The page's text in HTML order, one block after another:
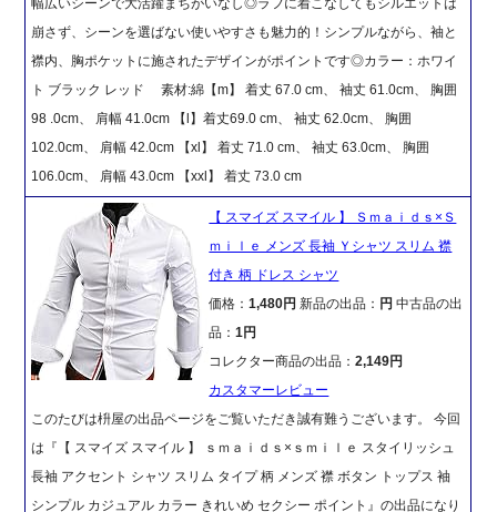
幅広いシーンで大活躍まちがいなし◎ラフに着こなしてもシルエットは
崩さず、シーンを選ばない使いやすさも魅力的！シンプルながら、袖と
襟内、胸ポケットに施されたデザインがポイントです◎カラー：ホワイ
ト ブラック レッド 素材:綿【m】 着丈 67.0 cm、 袖丈 61.0cm、 胸囲
98 .0cm、 肩幅 41.0cm 【l】着丈69.0 cm、 袖丈 62.0cm、 胸囲
102.0cm、 肩幅 42.0cm 【xl】 着丈 71.0 cm、 袖丈 63.0cm、 胸囲
106.0cm、 肩幅 43.0cm 【xxl】 着丈 73.0 cm
【 スマイズ スマイル 】 Ｓｍａｉｄｓ×Ｓ
ｍｉｌｅ メンズ 長袖 Ｙシャツ スリム 襟
付き 柄 ドレス シャツ
価格：1,480円新品の出品： 円 中古品の出
品：1円
コレクター商品の出品：2,149円
カスタマーレビュー
このたびは枡屋の出品ページをご覧いただき誠有難うございます。 今回
は『【 スマイズ スマイル 】 ｓｍａｉｄｓ×ｓｍｉｌｅ スタイリッシュ
長袖 アクセント シャツ スリム タイプ 柄 メンズ 襟 ボタン トップス 袖
シンプル カジュアル カラー きれいめ セクシー ポイント』の出品になり